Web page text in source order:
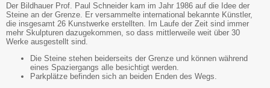
Der Bildhauer Prof. Paul Schneider kam im Jahr 1986 auf die Idee der
Steine an der Grenze. Er versammelte international bekannte Künstler,
die insgesamt 26 Kunstwerke erstellten. Im Laufe der Zeit sind immer
mehr Skulpturen dazugekommen, so dass mittlerweile weit über 30
Werke ausgestellt sind.
Die Steine stehen beiderseits der Grenze und können während
eines Spaziergangs alle besichtigt werden.
Parkplätze befinden sich an beiden Enden des Wegs.